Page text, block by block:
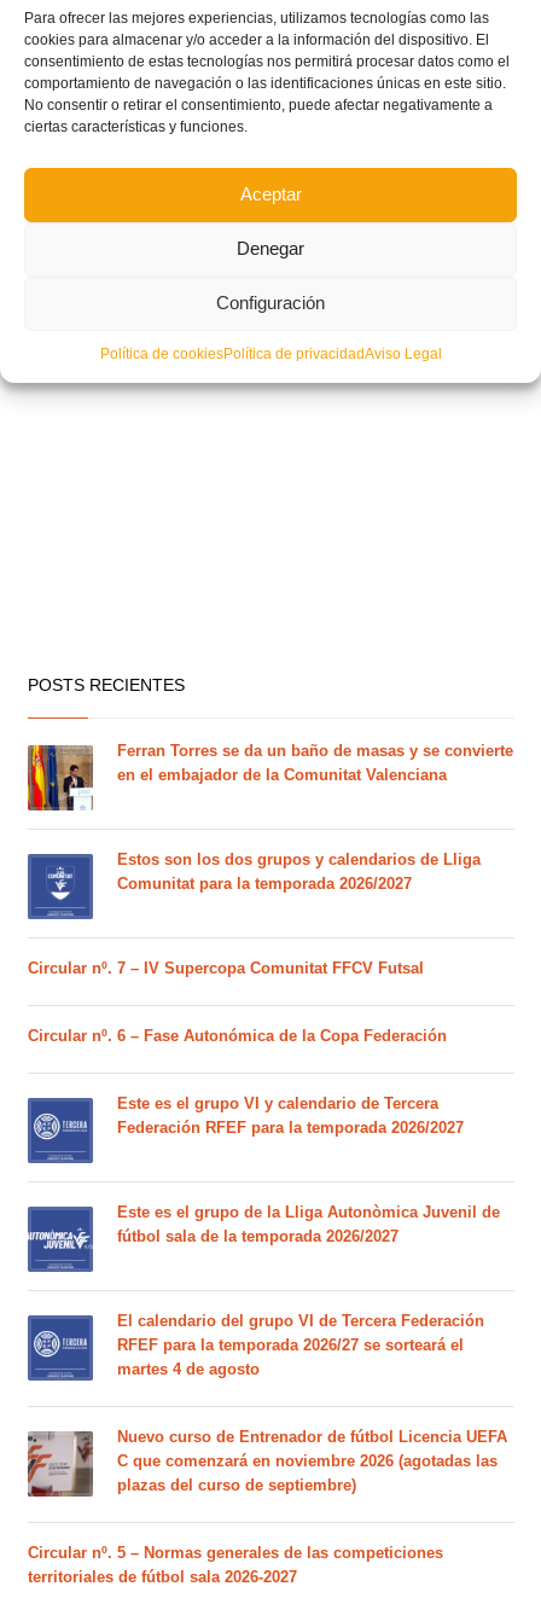
Para ofrecer las mejores experiencias, utilizamos tecnologías como las
cookies para almacenar y/o acceder a la información del dispositivo. El
consentimiento de estas tecnologías nos permitirá procesar datos como el
comportamiento de navegación o las identificaciones únicas en este sitio.
No consentir o retirar el consentimiento, puede afectar negativamente a
ciertas características y funciones.
Aceptar
Denegar
Configuración
Política de cookiesPolítica de privacidadAviso Legal
POSTS RECIENTES
Ferran Torres se da un baño de masas y se convierte
en el embajador de la Comunitat Valenciana
Estos son los dos grupos y calendarios de Lliga
Comunitat para la temporada 2026/2027
Circular nº. 7 – IV Supercopa Comunitat FFCV Futsal
Circular nº. 6 – Fase Autonómica de la Copa Federación
Este es el grupo VI y calendario de Tercera
Federación RFEF para la temporada 2026/2027
Este es el grupo de la Lliga Autonòmica Juvenil de
fútbol sala de la temporada 2026/2027
El calendario del grupo VI de Tercera Federación
RFEF para la temporada 2026/27 se sorteará el
martes 4 de agosto
Nuevo curso de Entrenador de fútbol Licencia UEFA
C que comenzará en noviembre 2026 (agotadas las
plazas del curso de septiembre)
Circular nº. 5 – Normas generales de las competiciones
territoriales de fútbol sala 2026-2027